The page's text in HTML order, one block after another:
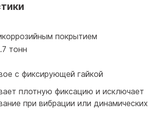
покрытием
тонн
с фиксирующей гайкой
плотную фиксацию и исключает
при вибрации или динамических